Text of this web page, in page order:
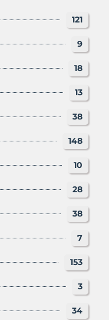
121
9
18
13
38
148
10
28
38
7
153
3
34